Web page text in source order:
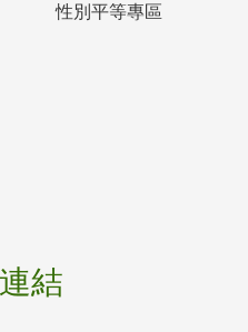
性別平等專區
結